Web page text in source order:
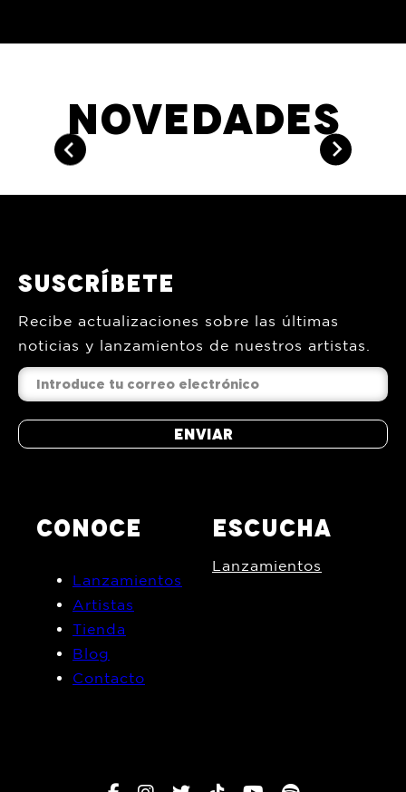
Novedades
Suscríbete
Recibe actualizaciones sobre las últimas
noticias y lanzamientos de nuestros artistas.
Enviar
CONOCE
Lanzamientos
Artistas
Tienda
Blog
Contacto
ESCUCHA
Lanzamientos